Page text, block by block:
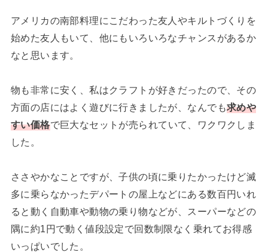
アメリカの南部料理にこだわった友人やキルトづくりを
始めた友人もいて、他にもいろいろなチャンスがあるか
なと思います。
物も非常に安く、私はクラフトが好きだったので、その
方面の店にはよく遊びに行きましたが、なんでも求めや
すい価格で巨大なセットが売られていて、ワクワクしま
した。
ささやかなことですが、子供の頃に乗りたかったけど滅
多に乗らなかったデパートの屋上などにある数百円いれ
ると動く自動車や動物の乗り物などが、スーパーなどの
隅に約1円で動く値段設定で回数制限なく乗れてお得感
いっぱいでした。